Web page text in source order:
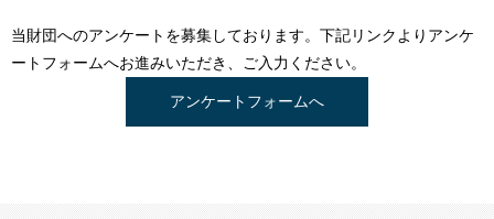
当財団へのアンケートを募集しております。下記リンクよりアンケ
ートフォームへお進みいただき、ご入力ください。
アンケートフォームへ